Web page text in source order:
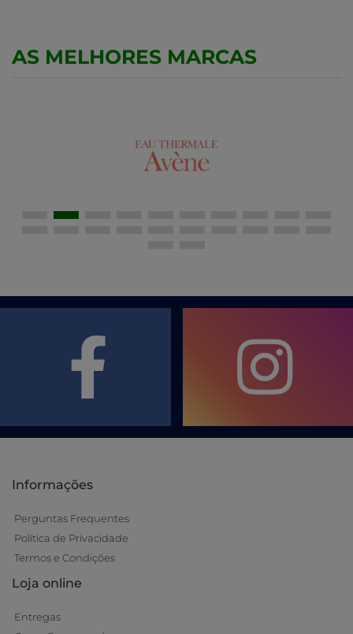
AS MELHORES MARCAS
Informações
Perguntas Frequentes
Política de Privacidade
Termos e Condições
Loja online
Entregas